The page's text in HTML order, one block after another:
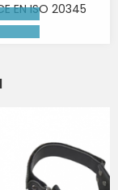
EN ISO 20345